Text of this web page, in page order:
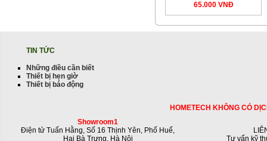
65.000 VNÐ
TIN TỨC
Những điều cần biết
Thiết bị hẹn giờ
Thiết bị báo động
HOMETECH KHÔNG CÓ
Showroom1
Điện tử Tuấn Hằng, Số 16 Thịnh Yên, Phố Huế,
Hai Bà Trưng, Hà Nội
Tư vấn kỹ